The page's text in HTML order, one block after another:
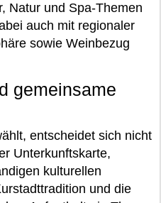
Natur und Spa-Themen
auch mit regionaler
sowie Weinbezug
gemeinsame
entscheidet sich nicht
Unterkunftskarte,
kulturellen
und die